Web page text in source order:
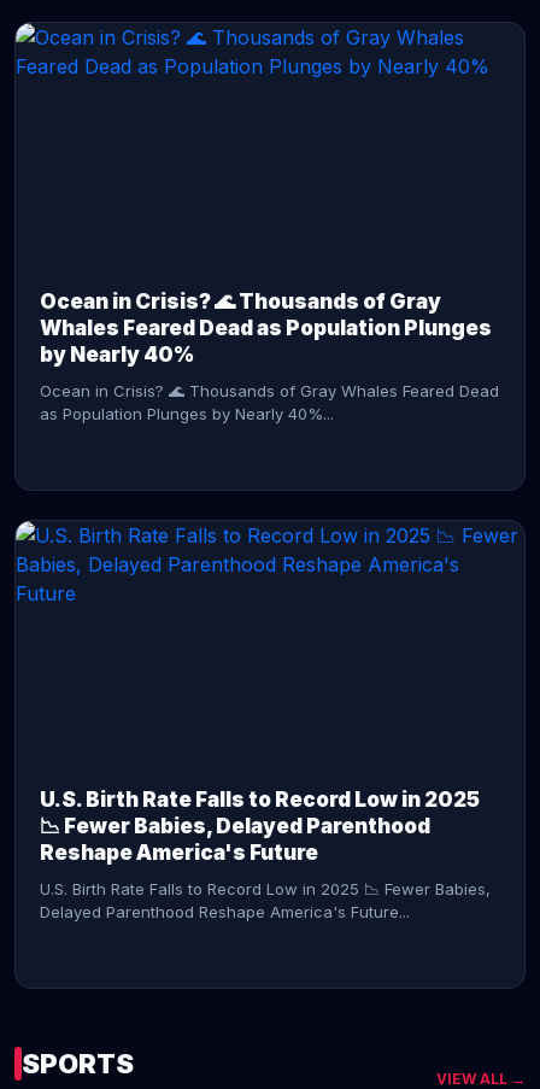
Ocean in Crisis? 🌊 Thousands of Gray
Whales Feared Dead as Population Plunges
by Nearly 40%
Ocean in Crisis? 🌊 Thousands of Gray Whales Feared Dead
as Population Plunges by Nearly 40%...
U.S. Birth Rate Falls to Record Low in 2025
📉 Fewer Babies, Delayed Parenthood
Reshape America's Future
U.S. Birth Rate Falls to Record Low in 2025 📉 Fewer Babies,
Delayed Parenthood Reshape America's Future...
SPORTS VIEW ALL →